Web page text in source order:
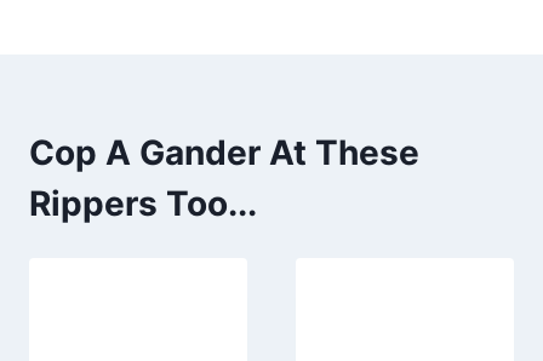
Cop A Gander At These
Rippers Too...